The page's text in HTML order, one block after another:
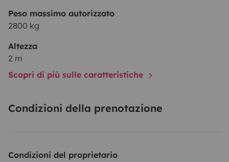
Peso massimo autorizzato
2800 kg
Altezza
2 m
Scopri di più sulle caratteristiche
Condizioni della prenotazione
Condizioni del proprietario